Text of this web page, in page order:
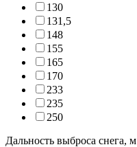
130
131,5
148
155
165
170
233
235
250
Дальность выброса снега, м